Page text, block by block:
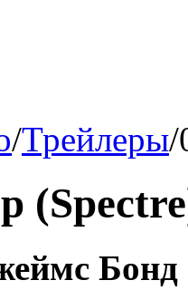
/Трейлеры/
Бонд